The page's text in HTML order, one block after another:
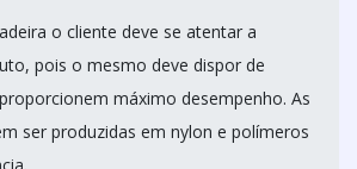
o cliente deve se atentar a
pois o mesmo deve dispor de
máximo desempenho. As
ser produzidas em nylon e polímeros